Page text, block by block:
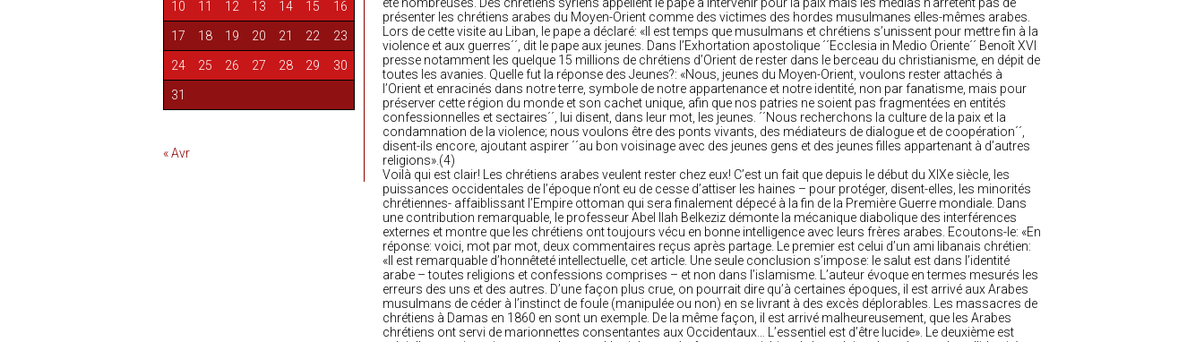
10 11 12 13 14 15 16
17 18 19 20 21 22 23
24 25 26 27 28 29 30
31
« Avr
présenter les chrétiens arabes du Moyen-Orient comme des victimes des hordes musulmanes elles-mêmes arabes.
Lors de cette visite au Liban, le pape a déclaré: «Il est temps que musulmans et chrétiens s’unissent pour mettre fin à la
violence et aux guerres´´, dit le pape aux jeunes. Dans l’Exhortation apostolique ´´Ecclesia in Medio Oriente´´ Benoît XVI
presse notamment les quelque 15 millions de chrétiens d’Orient de rester dans le berceau du christianisme, en dépit de
toutes les avanies. Quelle fut la réponse des Jeunes?: «Nous, jeunes du Moyen-Orient, voulons rester attachés à
l’Orient et enracinés dans notre terre, symbole de notre appartenance et notre identité, non par fanatisme, mais pour
préserver cette région du monde et son cachet unique, afin que nos patries ne soient pas fragmentées en entités
confessionnelles et sectaires´´, lui disent, dans leur mot, les jeunes. ´´Nous recherchons la culture de la paix et la
condamnation de la violence; nous voulons être des ponts vivants, des médiateurs de dialogue et de coopération´´,
disent-ils encore, ajoutant aspirer ´´au bon voisinage avec des jeunes gens et des jeunes filles appartenant à d’autres
religions».(4)
Voilà qui est clair! Les chrétiens arabes veulent rester chez eux! C’est un fait que depuis le début du XIXe siècle, les
puissances occidentales de l’époque n’ont eu de cesse d’attiser les haines – pour protéger, disent-elles, les minorités
chrétiennes- affaiblissant l’Empire ottoman qui sera finalement dépecé à la fin de la Première Guerre mondiale. Dans
une contribution remarquable, le professeur Abel Ilah Belkeziz démonte la mécanique diabolique des interférences
externes et montre que les chrétiens ont toujours vécu en bonne intelligence avec leurs frères arabes. Ecoutons-le: «En
réponse: voici, mot par mot, deux commentaires reçus après partage. Le premier est celui d’un ami libanais chrétien:
«Il est remarquable d’honnêteté intellectuelle, cet article. Une seule conclusion s’impose: le salut est dans l’identité
arabe – toutes religions et confessions comprises – et non dans l’islamisme. L’auteur évoque en termes mesurés les
erreurs des uns et des autres. D’une façon plus crue, on pourrait dire qu’à certaines époques, il est arrivé aux Arabes
musulmans de céder à l’instinct de foule (manipulée ou non) en se livrant à des excès déplorables. Les massacres de
chrétiens à Damas en 1860 en sont un exemple. De la même façon, il est arrivé malheureusement, que les Arabes
chrétiens ont servi de marionnettes consentantes aux Occidentaux… L’essentiel est d’être lucide». Le deuxième est